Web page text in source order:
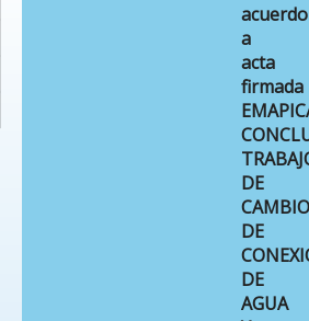
acuerdo
a
acta
firmada
DE
DE
DE
AGUA